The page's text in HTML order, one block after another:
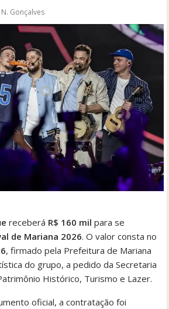
N. Gonçalves
receberá R$ 160 mil para se
de Mariana 2026. O valor consta no
, firmado pela Prefeitura de Mariana
do grupo, a pedido da Secretaria
Histórico, Turismo e Lazer.
oficial, a contratação foi